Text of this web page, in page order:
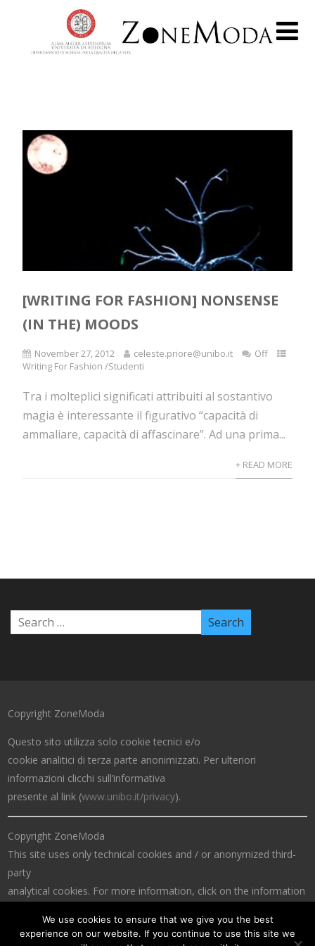
[WRITING FOR FASHION] NONSENSE
(IN THE) MOODS
November 27, 2012 celeste.priore@unibo.it
Off
Writing For Fashion /Studenti
Tra i molteplici significati attribuiti al sostantivo
magia è interessante il figurativo “capacità di
ammaliare, capacità di affascinare”. Ad una prima...
+ READ MORE
Copyright ZoneModa
Questo sito utilizza solo cookie tecnici e/o
cookie analitici di terza parte anonimizzati. Per ulteriori
informazioni clicchi sull’informativa
presente al link (www.unibo.it/privacy).
Copyright ZoneModa
This site uses only technical cookies and / or anonymized third-
party
analytical cookies. For more information, click on the information
We use cookies to ensure that we give you the best
experience on our website. If you continue to use this site we